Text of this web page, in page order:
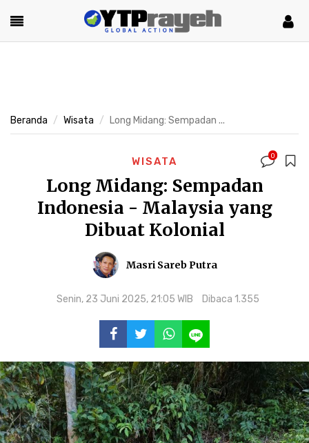
Beranda Wisata Long Midang: Sempadan ...
WISATA 0
Long Midang: Sempadan
Indonesia - Malaysia yang
Dibuat Kolonial
Masri Sareb Putra
Senin, 23 Juni 2025, 21:05 WIB Dibaca 1.355